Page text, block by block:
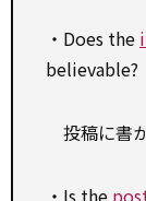
・Does the
believable?
投稿に書
・Is the